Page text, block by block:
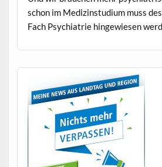
schon im Medi­zin­studi­um muss
Fach Psy­chi­a­trie hingewiesen